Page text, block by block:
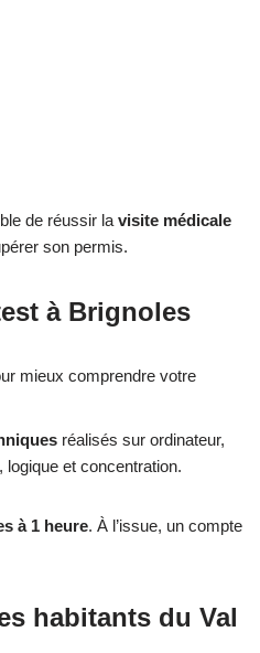
de réussir la visite médicale
son permis.
à Brignoles
mieux comprendre votre
réalisés sur ordinateur,
et concentration.
à 1 heure. À l’issue, un compte
habitants du Val